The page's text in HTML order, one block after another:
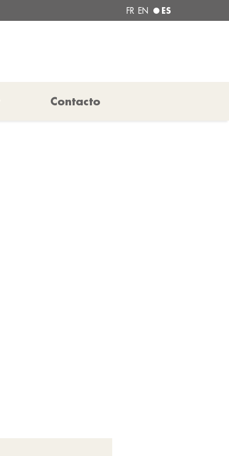
FR EN ES
Contacto